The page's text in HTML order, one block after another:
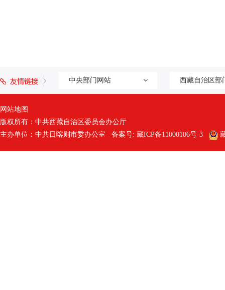
中央部门网站 西藏自治区部
网站地图
版权所有：中共西藏自治区委员会办公厅
主办单位：中共日喀则市委办公室 备案号: 藏ICP备11000106号-3